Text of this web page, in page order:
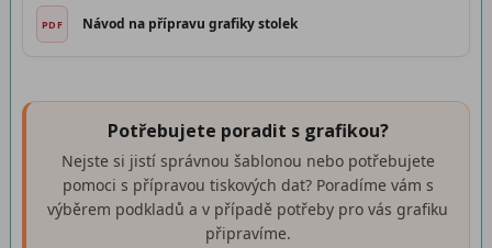
Návod na přípravu grafiky stolek
Potřebujete poradit s grafikou?
Nejste si jistí správnou šablonou nebo potřebujete
pomoci s přípravou tiskových dat? Poradíme vám s
výběrem podkladů a v případě potřeby pro vás grafiku
připravíme.